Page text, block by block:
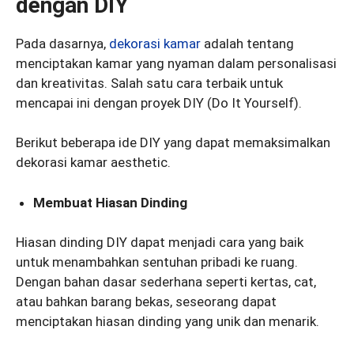
Pada dasarnya, dekorasi kamar adalah tentang
menciptakan kamar yang nyaman dalam personalisasi
dan kreativitas. Salah satu cara terbaik untuk
mencapai ini dengan proyek DIY (Do It Yourself).
Berikut beberapa ide DIY yang dapat memaksimalkan
dekorasi kamar aesthetic.
Membuat Hiasan Dinding
Hiasan dinding DIY dapat menjadi cara yang baik
untuk menambahkan sentuhan pribadi ke ruang.
Dengan bahan dasar sederhana seperti kertas, cat,
atau bahkan barang bekas, seseorang dapat
menciptakan hiasan dinding yang unik dan menarik.